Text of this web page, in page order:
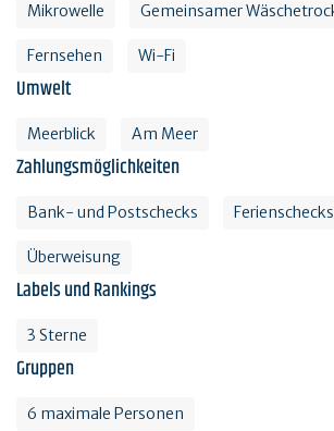
Mikrowelle Gemeinsamer
Fernsehen Wi-Fi
Umwelt
Meerblick Am Meer
Zahlungsmöglichkeiten
Bank- und Postschecks Ferienschecks
Überweisung
Labels und Rankings
3 Sterne
Gruppen
6 maximale Personen